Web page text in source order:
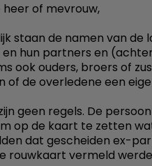
of mevrouw,
staan de namen van
hun partners en
ook ouders, broers of
of de overledene een
geen regels. De
op de kaart te zetten
dat gescheiden ex-
rouwkaart vermeld